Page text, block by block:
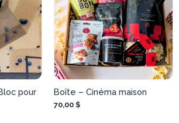
pour
Boîte – Cinéma maison
70,00 $